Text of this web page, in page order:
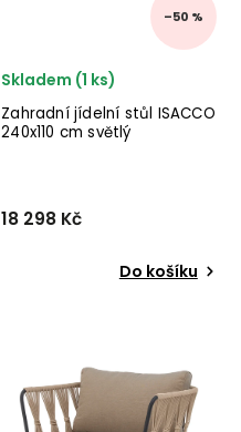
–50 %
Zahradní jídelní stůl ISACCO
240x110 cm světlý
Skladem (1 ks)
18 298 Kč
Do košíku
nábytku BIZZOTTO z
práškovaného hliníku.